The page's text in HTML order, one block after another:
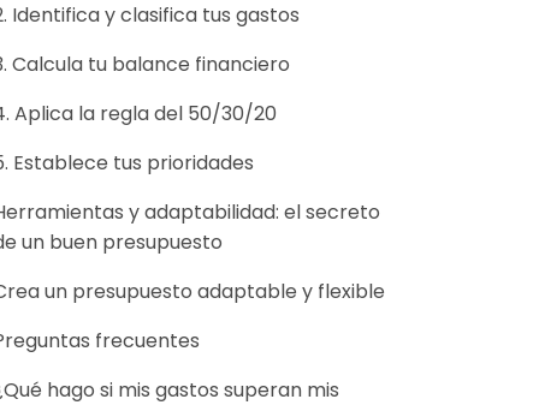
Identifica y clasifica tus gastos
Calcula tu balance financiero
Aplica la regla del 50/30/20
Establece tus prioridades
y adaptabilidad: el secreto
un buen presupuesto
un presupuesto adaptable y flexible
frecuentes
hago si mis gastos superan mis